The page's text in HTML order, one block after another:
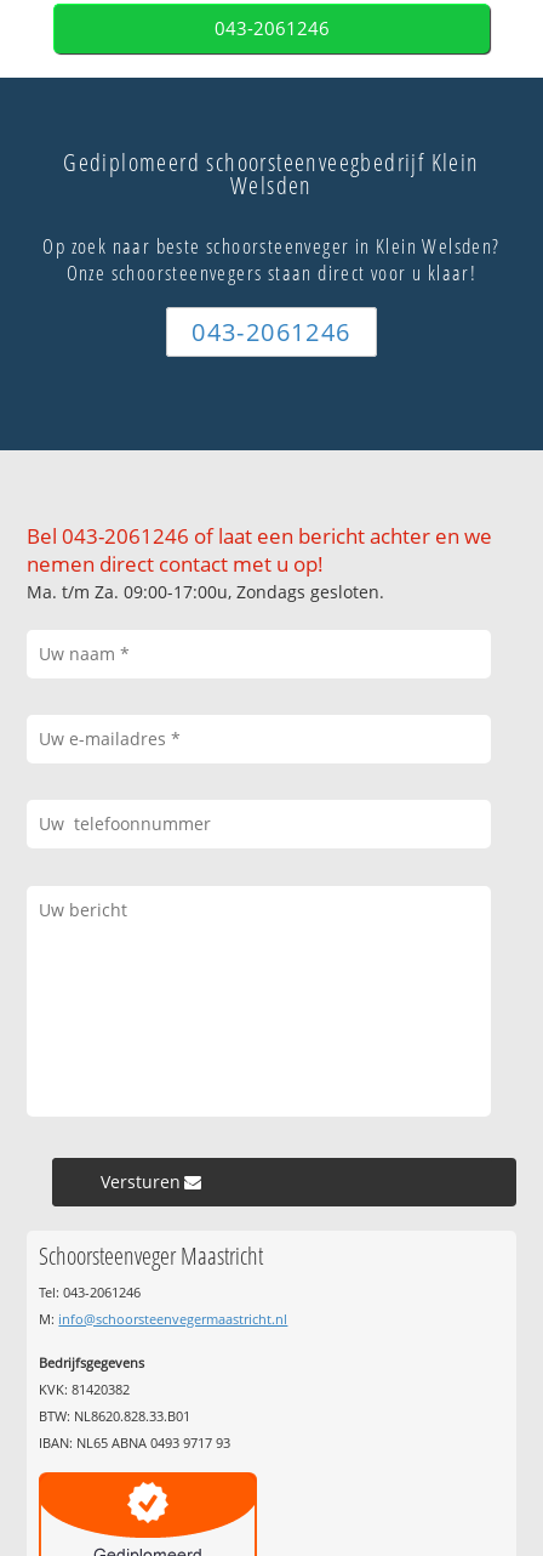
043-2061246
Gediplomeerd schoorsteenveegbedrijf Klein
Welsden
Op zoek naar beste schoorsteenveger in Klein Welsden?
Onze schoorsteenvegers staan direct voor u klaar!
043-2061246
Bel 043-2061246 of laat een bericht achter en we
nemen direct contact met u op!
Ma. t/m Za. 09:00-17:00u, Zondags gesloten.
Versturen »
Schoorsteenveger Maastricht
Tel: 043-2061246
M: info@schoorsteenvegermaastricht.nl
Bedrijfsgegevens
KVK: 81420382
BTW: NL8620.828.33.B01
IBAN: NL65 ABNA 0493 9717 93